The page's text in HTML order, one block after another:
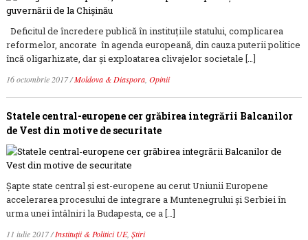
Deficitul de încredere publică în instituțiile statului, complicarea
reformelor, ancorate în agenda europeană, din cauza puterii politice
încă oligarhizate, dar și exploatarea clivajelor societale […]
16 octombrie 2017/Moldova & Diaspora, Opinii
Statele central-europene cer grăbirea integrării Balcanilor
de Vest din motive de securitate
Șapte state central și est-europene au cerut Uniunii Europene
accelerarea procesului de integrare a Muntenegrului și Serbiei în
urma unei întâlniri la Budapesta, ce a […]
11 iulie 2017/Instituții & Politici UE, Știri